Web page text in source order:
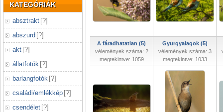
KATEGÓRIÁK
absztrakt [?]
abszurd [?]
akt [?]
állatfotók [?]
barlangfotók [?]
családi/emlékkép [?]
csendélet [?]
A fáradhatatlan (5)
vélemények száma: 2
megtekintve: 1059
Gyurgyalagok (5)
vélemények száma: 3
megtekintve: 1033